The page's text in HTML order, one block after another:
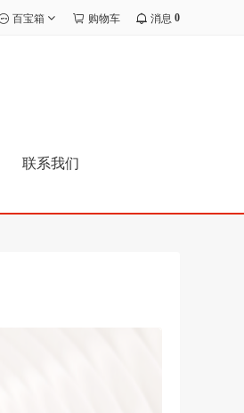
百宝箱 购物车 消息 0
联系我们